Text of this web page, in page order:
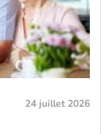
24 juillet 2026